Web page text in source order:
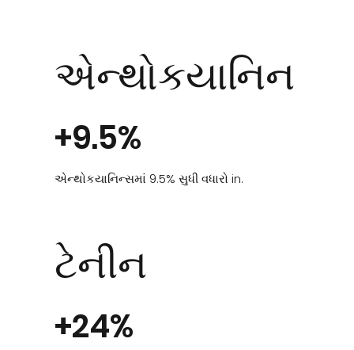
એન્થોકયાનિન
+9.5%
એન્થોકયાનિન્સમાં 9.5% સુધી વધારો in.
ટેનીન
+24%